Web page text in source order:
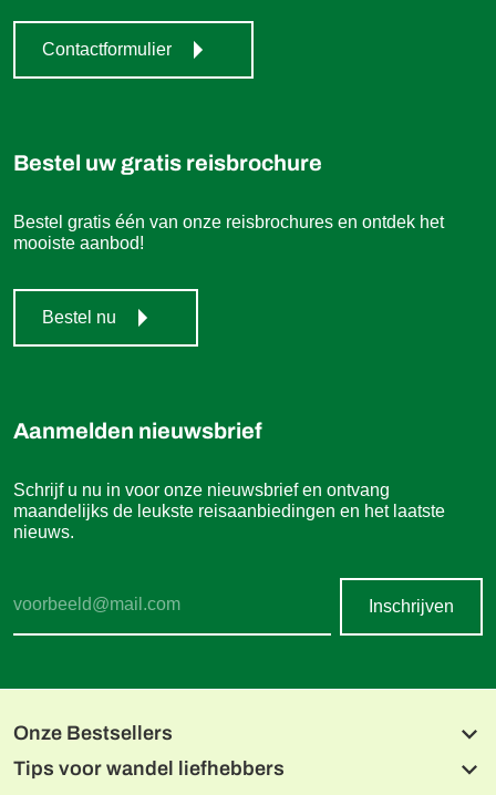
Contactformulier
Bestel uw gratis reisbrochure
Bestel gratis één van onze reisbrochures en ontdek het
mooiste aanbod!
Bestel nu
Aanmelden nieuwsbrief
Schrijf u nu in voor onze nieuwsbrief en ontvang
maandelijks de leukste reisaanbiedingen en het laatste
nieuws.
Inschrijven
Onze Bestsellers
Beierse meren en de Isar
Tips voor wandel liefhebbers